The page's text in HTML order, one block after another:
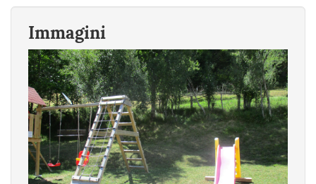
Immagini